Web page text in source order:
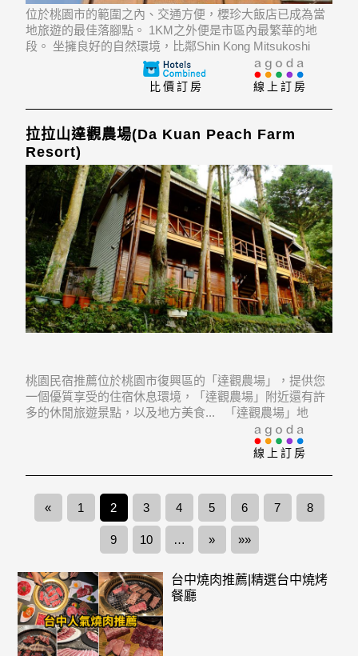
位於桃園市的範圍之內、交通方便，櫻珍大飯店已成為當
地旅遊的最佳落腳點。 1KM之外便是市區內最繁華的地
段。 坐擁良好的自然環境，比鄰Shin Kong Mitsukoshi
Mall (Taoyuan Station), Fanjiang Zutang, Siqinting等景點，
線上訂房
比價訂房
拉拉山達觀農場(Da Kuan Peach Farm
Resort)
桃園民宿推薦位於桃園市復興區的「達觀農場」，提供您
一個優質享受的住宿休息環境，「達觀農場」附近還有許
多的休閒旅遊景點，以及地方美食... 「達觀農場」地
址：336桃園縣復興鄉華陵村 11鄰巴崚189號
線上訂房
« 1 2 3 4 5 6 7 8
9 10 … » »»
台中燒肉推薦|精選台中燒烤
餐廳